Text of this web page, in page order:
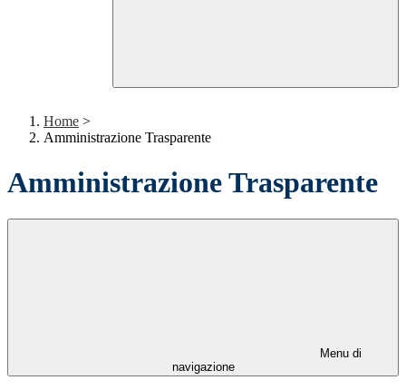
Home >
Amministrazione Trasparente
Amministrazione Trasparente
Menu di
navigazione